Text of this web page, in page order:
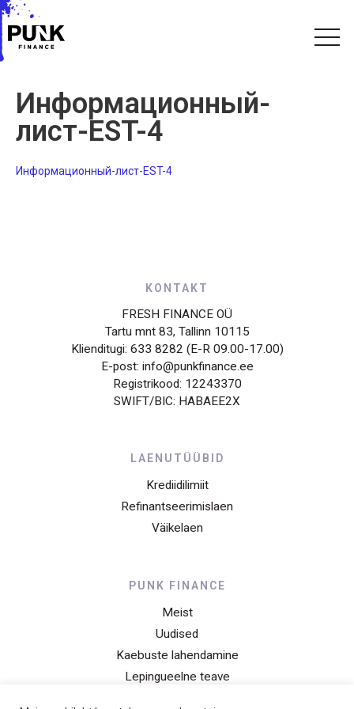
Информационный-
лист-EST-4
Информационный-лист-EST-4
KONTAKT
FRESH FINANCE OÜ
Tartu mnt 83, Tallinn 10115
Klienditugi: 633 8282 (E-R 09.00-17.00)
E-post: info@punkfinance.ee
Registrikood: 12243370
SWIFT/BIC: HABAEE2X
LAENUTÜÜBID
Krediidilimiit
Refinantseerimislaen
Väikelaen
PUNK FINANCE
Meist
Uudised
Kaebuste lahendamine
Lepingueelne teave